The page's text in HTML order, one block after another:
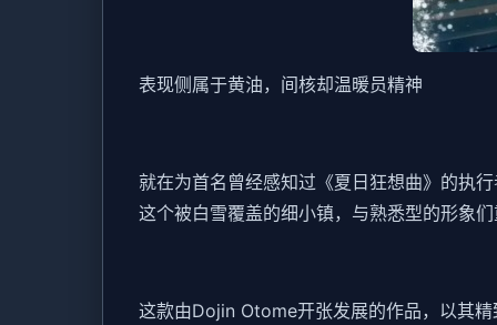
表现侧属于黄油，间核却温暖员精神
就在为首名曾经感知过《夏日狂想曲》的执
这个被白雪覆盖的细小镇，与熟悉型的形象
这款由Dojin Otome开张发展的作品，以其